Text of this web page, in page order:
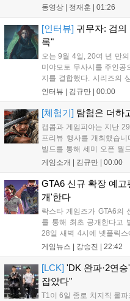
Xbox Series X|S에서 4K
리를 제공한다....
동영상 | 정재훈 01:26
[인터뷰] 귀무자: 검의
록"
오는 9월 4일, 20여 년 만
미야모토 무사시를 주인
지를 결합했다. 시리즈의
적인 검극 액션과 '무너뜨
하고자 했으며, 실제 검술
화했다. 세계관을 새롭게
다르지만, 특유의 통쾌한
시리즈 팬과 신규 이용자
인터뷰 | 김규만 00:00
[체험기] 탐험은 더하
캡콤과 게임피아는 지난
프리뷰 행사를 개최했습
빌드를 통해 세미 오픈 월
했습니다. 주인공 미야모토
탄탄한 게임성을 선보여
게임소개 | 김규만 00:00
GTA6 신규 확장 예
개'한다
락스타 게임즈가 GTA6의
를 통해 최초 공개한다고
28일 새벽 4시에 넷플릭
10시부터 공식 유튜브와
이례적인 협업이 향후 게
전 세계 팬들의 이목이 쏠리
게임뉴스 | 강승진 22:42
[LCK] 'DK 완파·2연
잡았다"
T1이 6일 종로 치지직 롤